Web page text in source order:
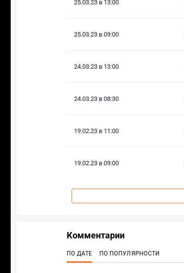
25.03.23 в 13:00
25.03.23 в 09:00
24.03.23 в 13:00
24.03.23 в 08:30
19.02.23 в 11:00
19.02.23 в 09:00
Комментарии
ПО ДАТЕ ПО ПОПУЛЯРНОСТИ